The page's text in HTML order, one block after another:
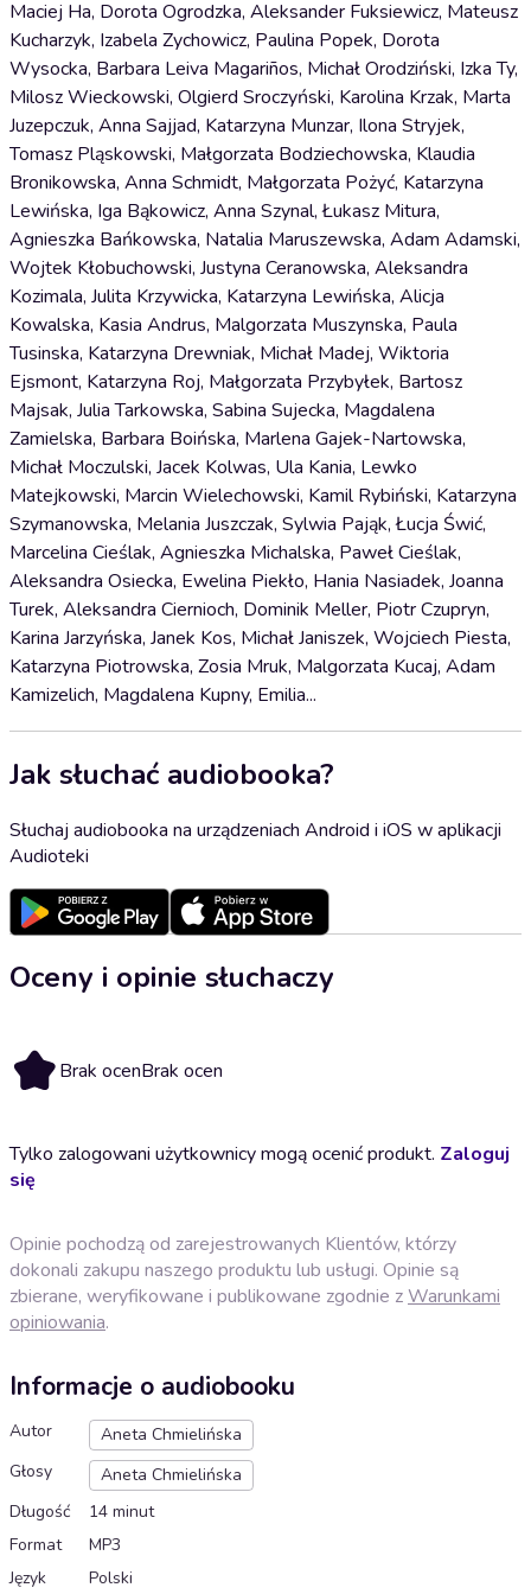
Maciej Ha, Dorota Ogrodzka, Aleksander Fuksiewicz, Mateusz
Kucharzyk, Izabela Zychowicz, Paulina Popek, Dorota
Wysocka, Barbara Leiva Magariños, Michał Orodziński, Izka Ty,
Milosz Wieckowski, Olgierd Sroczyński, Karolina Krzak, Marta
Juzepczuk, Anna Sajjad, Katarzyna Munzar, Ilona Stryjek,
Tomasz Pląskowski, Małgorzata Bodziechowska, Klaudia
Bronikowska, Anna Schmidt, Małgorzata Pożyć, Katarzyna
Lewińska, Iga Bąkowicz, Anna Szynal, Łukasz Mitura,
Agnieszka Bańkowska, Natalia Maruszewska, Adam Adamski,
Wojtek Kłobuchowski, Justyna Ceranowska, Aleksandra
Kozimala, Julita Krzywicka, Katarzyna Lewińska, Alicja
Kowalska, Kasia Andrus, Malgorzata Muszynska, Paula
Tusinska, Katarzyna Drewniak, Michał Madej, Wiktoria
Ejsmont, Katarzyna Roj, Małgorzata Przybyłek, Bartosz
Majsak, Julia Tarkowska, Sabina Sujecka, Magdalena
Zamielska, Barbara Boińska, Marlena Gajek-Nartowska,
Michał Moczulski, Jacek Kolwas, Ula Kania, Lewko
Matejkowski, Marcin Wielechowski, Kamil Rybiński, Katarzyna
Szymanowska, Melania Juszczak, Sylwia Pająk, Łucja Świć,
Marcelina Cieślak, Agnieszka Michalska, Paweł Cieślak,
Aleksandra Osiecka, Ewelina Piekło, Hania Nasiadek, Joanna
Turek, Aleksandra Ciernioch, Dominik Meller, Piotr Czupryn,
Karina Jarzyńska, Janek Kos, Michał Janiszek, Wojciech Piesta,
Katarzyna Piotrowska, Zosia Mruk, Malgorzata Kucaj, Adam
Kamizelich, Magdalena Kupny, Emilia...
Jak słuchać audiobooka?
Słuchaj audiobooka na urządzeniach Android i iOS w aplikacji
Audioteki
Oceny i opinie słuchaczy
Brak ocenBrak ocen
Tylko zalogowani użytkownicy mogą ocenić produkt. Zaloguj
się
Opinie pochodzą od zarejestrowanych Klientów, którzy
dokonali zakupu naszego produktu lub usługi. Opinie są
zbierane, weryfikowane i publikowane zgodnie zWarunkami
opiniowania.
Informacje o audiobooku
Autor
Aneta Chmielińska
Głosy
Aneta Chmielińska
Długość
14 minut
Format
MP3
Język
Polski